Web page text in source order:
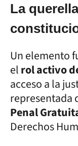
La
Un elemento
elrol activo
acceso a la
representada
Penal
Derechos